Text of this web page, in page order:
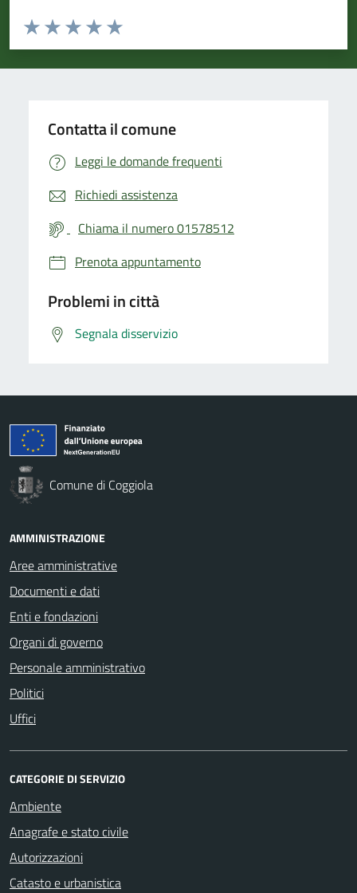
Valuta da 1 a 5 stelle la pagina
Valuta 5 stelle su 5
Valuta 4 stelle su 5
Valuta 3 stelle su 5
Valuta 2 stelle su 5
Valuta 1 stelle su 5
Contatta il comune
Leggi le domande frequenti
Richiedi assistenza
Chiama il numero 01578512
Prenota appuntamento
Problemi in città
Segnala disservizio
Comune di Coggiola
AMMINISTRAZIONE
Aree amministrative
Documenti e dati
Enti e fondazioni
Organi di governo
Personale amministrativo
Politici
Uffici
CATEGORIE DI SERVIZIO
Ambiente
Anagrafe e stato civile
Autorizzazioni
Catasto e urbanistica